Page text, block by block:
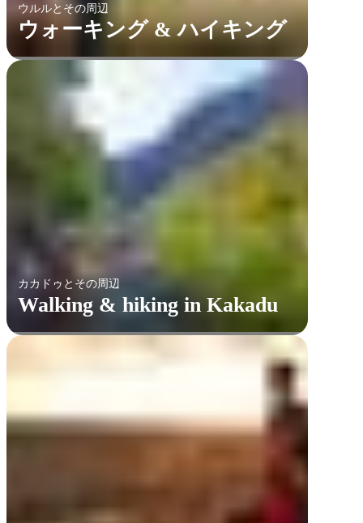
ウルルとその周辺
ウォーキング & ハイキング
カカドゥとその周辺
Walking & hiking in Kakadu